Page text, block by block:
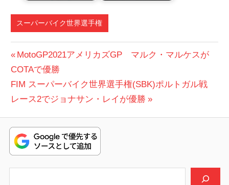
スーパーバイク世界選手権
投
稿
ナ
ビ
ゲ
ー
前
の
投
稿:
MotoGP2021アメリカズGP マルク・マルケスが
COTAで優勝
次
の
稿:
FIM スーパーバイク世界選手権(SBK)ポルトガル戦
レース2でジョナサン・レイが優勝